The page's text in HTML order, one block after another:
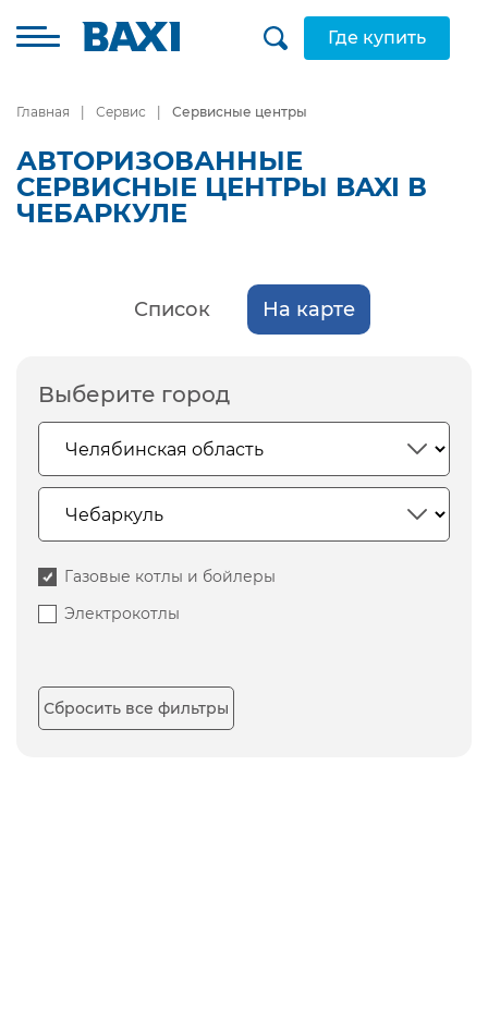
Где купить
Главная Сервис Сервисные центры
АВТОРИЗОВАННЫЕ
СЕРВИСНЫЕ ЦЕНТРЫ BAXI В
ЧЕБАРКУЛЕ
Список На карте
Выберите город
Газовые котлы и бойлеры
Электрокотлы
Сбросить все фильтры